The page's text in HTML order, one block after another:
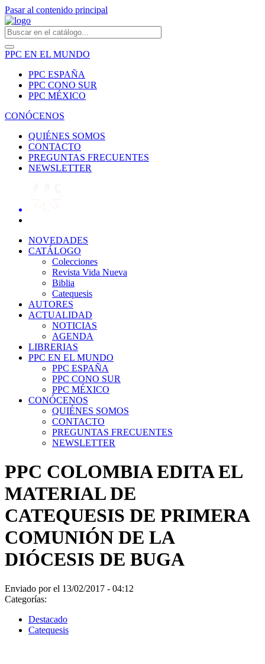
Pasar al contenido principal
PPC EN EL MUNDO
PPC ESPAÑA
PPC CONO SUR
PPC MÉXICO
CONÓCENOS
QUIÉNES SOMOS
CONTACTO
PREGUNTAS FRECUENTES
NEWSLETTER
NOVEDADES
CATÁLOGO
Colecciones
Revista Vida Nueva
Biblia
Catequesis
AUTORES
ACTUALIDAD
NOTICIAS
AGENDA
LIBRERIAS
PPC EN EL MUNDO
PPC ESPAÑA
PPC CONO SUR
PPC MÉXICO
CONÓCENOS
QUIÉNES SOMOS
CONTACTO
PREGUNTAS FRECUENTES
NEWSLETTER
PPC COLOMBIA EDITA EL
MATERIAL DE
CATEQUESIS DE PRIMERA
COMUNIÓN DE LA
DIÓCESIS DE BUGA
Enviado por el 13/02/2017 - 04:12
Categorías:
Destacado
Catequesis